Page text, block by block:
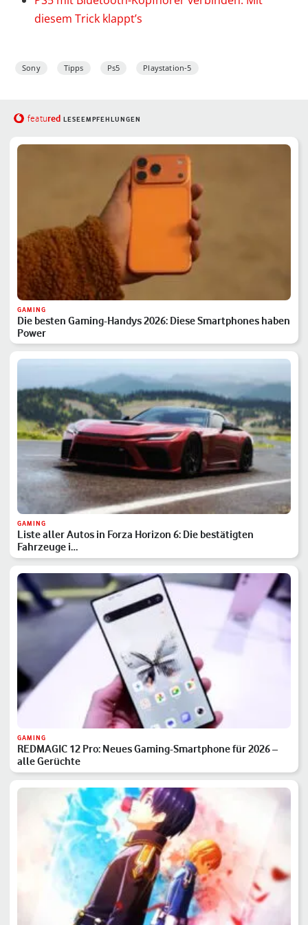
diesem Trick klappt’s
Sony Tipps Ps5 Playstation-5
featured LESEEMPFEHLUNGEN
GAMING
Die besten Gaming-Handys 2026: Diese Smartphones haben
Power
GAMING
Liste aller Autos in Forza Horizon 6: Die bestätigten
Fahrzeuge i…
GAMING
REDMAGIC 12 Pro: Neues Gaming-Smartphone für 2026 –
alle Gerüchte